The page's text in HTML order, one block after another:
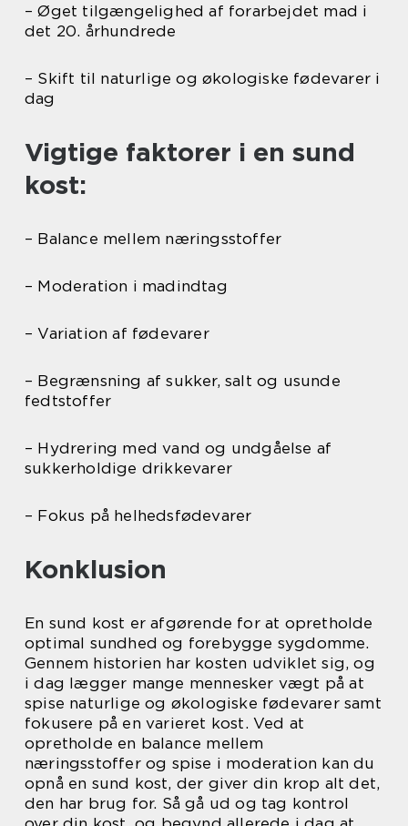
– Øget tilgængelighed af forarbejdet mad i
det 20. århundrede
– Skift til naturlige og økologiske fødevarer i
dag
Vigtige faktorer i en sund
kost:
– Balance mellem næringsstoffer
– Moderation i madindtag
– Variation af fødevarer
– Begrænsning af sukker, salt og usunde
fedtstoffer
– Hydrering med vand og undgåelse af
sukkerholdige drikkevarer
– Fokus på helhedsfødevarer
Konklusion
En sund kost er afgørende for at opretholde
optimal sundhed og forebygge sygdomme.
Gennem historien har kosten udviklet sig, og
i dag lægger mange mennesker vægt på at
spise naturlige og økologiske fødevarer samt
fokusere på en varieret kost. Ved at
opretholde en balance mellem
næringsstoffer og spise i moderation kan du
opnå en sund kost, der giver din krop alt det,
den har brug for. Så gå ud og tag kontrol